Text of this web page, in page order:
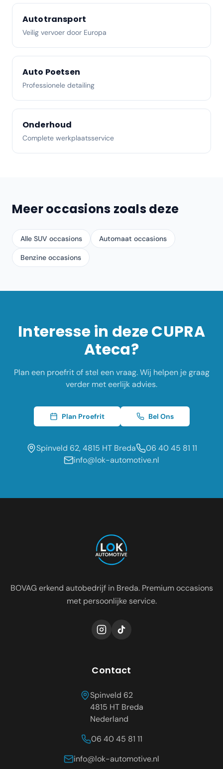
Autotransport
Veilig vervoer door Europa
Auto Poetsen
Professionele detailing
Onderhoud
Complete werkplaatsservice
Meer occasions zoals deze
Alle SUV occasions Automaat occasions
Benzine occasions
Interesse in dezeCUPRA
Ateca?
Plan een proefrit of stel een vraag. Wij helpen je graag
verder met eerlijk advies.
Plan Proefrit Bel Ons
Spinveld 62, 4815 HT Breda
06 40 45 81 11
info@lok-automotive.nl
BOVAG erkend autobedrijf in Breda. Premium occasions
met persoonlijke service.
Contact
Spinveld 62
4815 HT Breda
Nederland
06 40 45 81 11
info@lok-automotive.nl